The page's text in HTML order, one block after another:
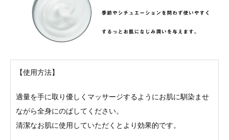
【使用方法】
適量を手に取り優しくマッサージするようにお肌に馴染ませ
ながら全身にのばしてください。
清潔なお肌に使用していただくとより効果的です。